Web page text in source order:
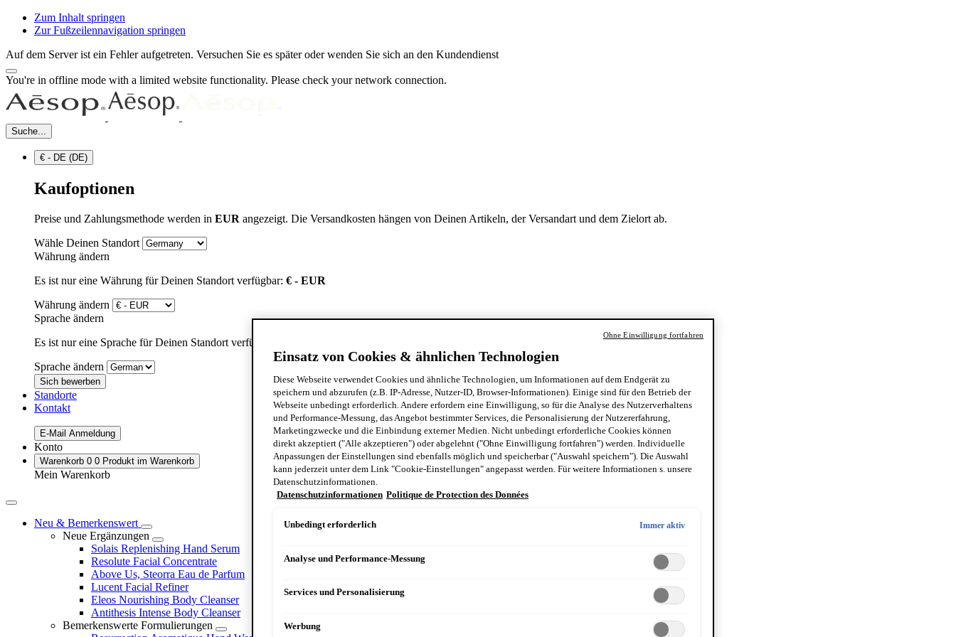
Zum Inhalt springen
Zur Fußzeilennavigation springen
Auf dem Server ist ein Fehler aufgetreten. Versuchen Sie es später oder wenden Sie sich an den Kundendienst
You're in offline mode with a limited website functionality. Please check your network connection.
Suche...
€ - DE (DE)
Kaufoptionen
Preise und Zahlungsmethode werden in EUR angezeigt. Die Versandkosten hängen von Deinen Artikeln, der Versandart und dem Zielort ab.
Wähle Deinen Standort
Währung ändern
Es ist nur eine Währung für Deinen Standort verfügbar: € - EUR
Währung ändern
Sprache ändern
Es ist nur eine Sprache für Deinen Standort verfügbar:
Sprache ändern
Sich bewerben
Standorte
Kontakt
E-Mail Anmeldung
Konto
Warenkorb 0 0 Produkt im Warenkorb
Mein Warenkorb
Neu & Bemerkenswert
Neue Ergänzungen
Solais Replenishing Hand Serum
Resolute Facial Concentrate
Above Us, Steorra Eau de Parfum
Lucent Facial Refiner
Eleos Nourishing Body Cleanser
Antithesis Intense Body Cleanser
Bemerkenswerte Formulierungen
Einsatz von Cookies & ähnlichen Technologien
Diese Webseite verwendet Cookies und ähnliche Technologien, um Informationen auf dem Endgerät zu
speichern und abzurufen (z.B. IP-Adresse, Nutzer-ID, Browser-Informationen). Einige sind für den Betrieb der
Webseite unbedingt erforderlich. Andere erfordern eine Einwilligung, so für die Analyse des Nutzerverhaltens
und Performance-Messung, das Angebot bestimmter Services, die Personalisierung der Nutzererfahrung,
Marketingzwecke und die Einbindung externer Medien. Nicht unbedingt erforderliche Cookies können
direkt akzeptiert ("Alle akzeptieren") oder abgelehnt ("Ohne Einwilligung fortfahren") werden. Individuelle
Anpassungen der Einstellungen sind ebenfalls möglich und speicherbar ("Auswahl speichern"). Die Auswahl
kann jederzeit unter dem Link "Cookie-Einstellungen" angepasst werden. Für weitere Informationen s. unsere
Datenschutzinformationen.
Datenschutzinformationen Politique de Protection des Données
Unbedingt erforderlich Immer aktiv
Analyse und Performance-Messung
Services und Personalisierung
Werbung
Ohne Einwilligung fortfahren